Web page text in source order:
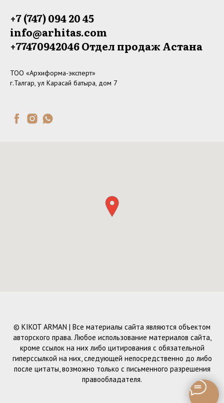
+7 (747) 094 20 45
info@arhitas.com
+77470942046‬ Отдел продаж Астана
ТОО «Архиформа-эксперт»
г.Талгар, ул Карасай батыра, дом 7
© KIKOT ARMAN | Все материалы сайта являются объектом
авторского права. Любое использование материалов сайта,
кроме ссылок на них либо цитирования с обязательной
гиперссылкой на них, следующей непосредственно до либо
после цитаты, возможно только с письменного разрешения
правообладателя.